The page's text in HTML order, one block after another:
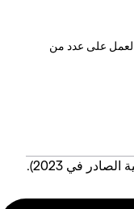
على عدد من
في 2023).